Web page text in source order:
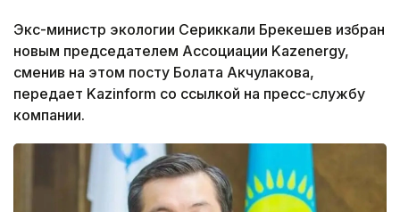
Экс-министр экологии Сериккали Брекешев избран
новым председателем Ассоциации Kazenergy,
сменив на этом посту Болата Акчулакова,
передает Kazinform со ссылкой на пресс-службу
компании.